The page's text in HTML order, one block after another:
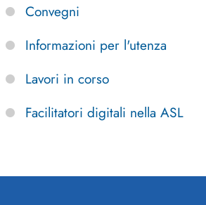
Convegni
Informazioni per l'utenza
Lavori in corso
Facilitatori digitali nella ASL